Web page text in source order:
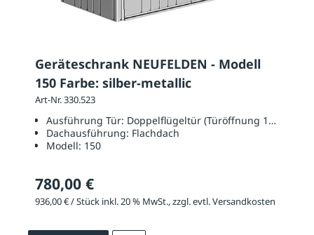
Geräteschrank NEUFELDEN - Modell
150 Farbe: silber-metallic
Art-Nr. 330.523
Ausführung Tür: Doppelflügeltür (Türöffnung 1350 x
Dachausführung: Flachdach
Modell: 150
780,00 €
936,00 € / Stück inkl. 20 % MwSt., zzgl. evtl. Versandkosten